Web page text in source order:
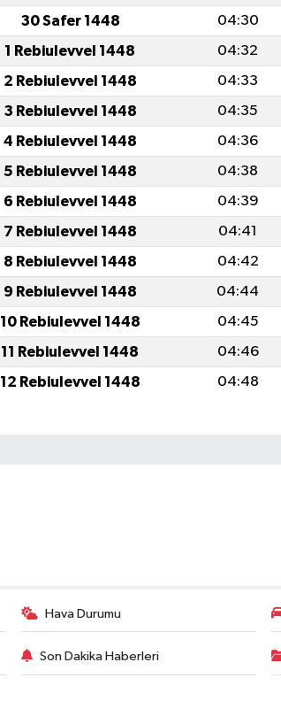
30 Safer 1448 04:30
1 Rebiulevvel 1448 04:32
2 Rebiulevvel 1448 04:33
3 Rebiulevvel 1448 04:35
4 Rebiulevvel 1448 04:36
5 Rebiulevvel 1448 04:38
6 Rebiulevvel 1448 04:39
7 Rebiulevvel 1448 04:41
8 Rebiulevvel 1448 04:42
9 Rebiulevvel 1448 04:44
10 Rebiulevvel 1448 04:45
11 Rebiulevvel 1448 04:46
12 Rebiulevvel 1448 04:48
Hava Durumu
Son Dakika Haberleri